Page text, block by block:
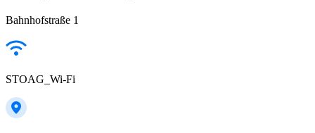
Bahnhofstraße 1
STOAG_Wi-Fi